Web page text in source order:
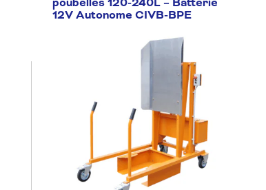
12V Autonome CIVB-BPE